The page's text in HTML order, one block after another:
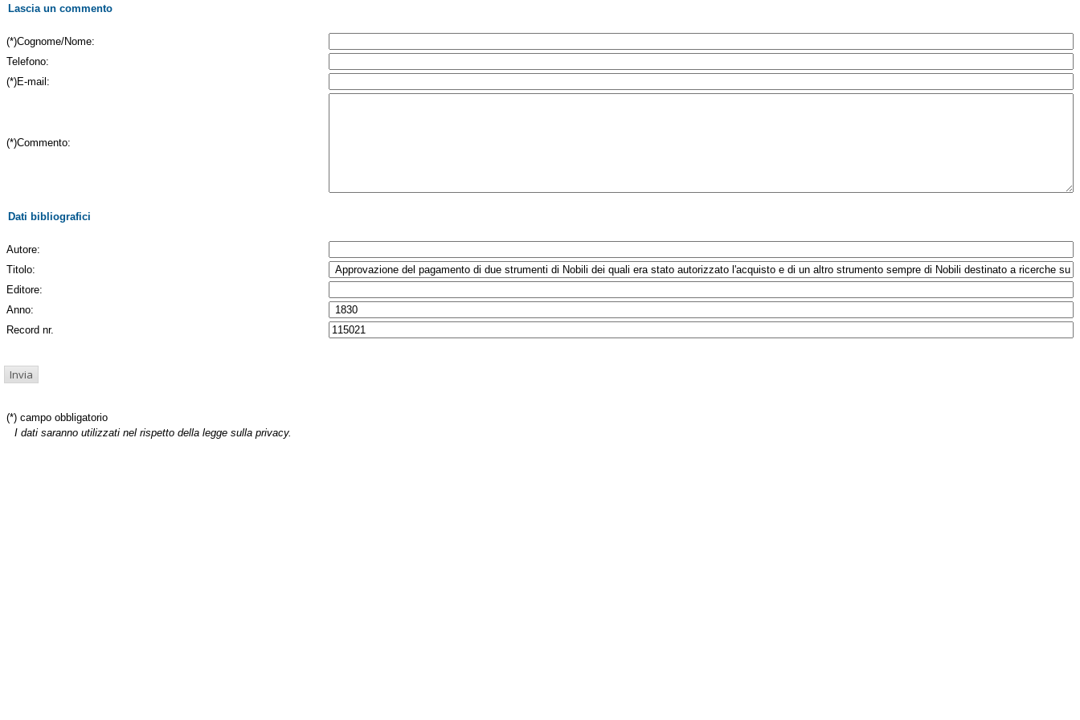
Lascia un commento
(*)Cognome/Nome:
Telefono:
(*)E-mail:
(*)Commento:
Dati bibliografici
Autore:
Titolo:
Editore:
Anno:
Record nr.
(*) campo obbligatorio
I dati saranno utilizzati nel rispetto della legge sulla privacy.